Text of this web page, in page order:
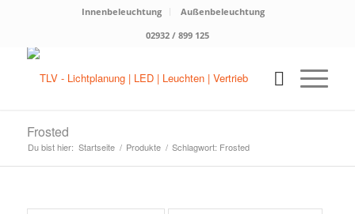
Innenbeleuchtung
Außenbeleuchtung
02932 / 899 125
Frosted
Du bist hier: Startseite / Produkte / Schlagwort: Frosted